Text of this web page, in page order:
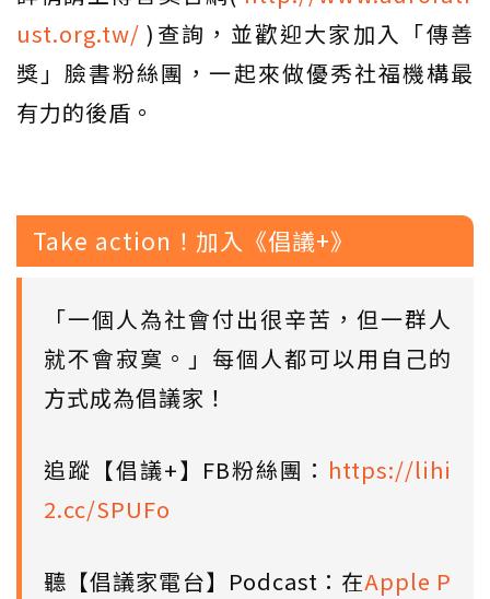
ust.org.tw/ )查詢，並歡迎大家加入「傳善
獎」臉書粉絲團，一起來做優秀社福機構最
有力的後盾。
Take action！加入《倡議+》
「一個人為社會付出很辛苦，但一群人
就不會寂寞。」每個人都可以用自己的
方式成為倡議家！
追蹤【倡議+】FB粉絲團： https://lihi
2.cc/SPUFo
聽【倡議家電台】Podcast：在Apple P